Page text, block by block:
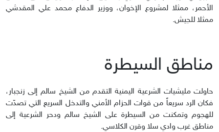
الأحمر، ممثلا لمشروع الإخوان، ووزير الدفاع محمد علي المقدشي
ممثلا للجيش.
مناطق السيطرة
حاولت مليشيات الشرعية اليمنية التقدم من الشيخ سالم إلى زنجبار،
فكان الرد سريعاً من قوات الحزام الأمني والتدخل السريع التي تصدّت
للهجوم وتمكنت من السيطرة على الشيخ سالم ودحر الشرعية إلى
مناطق غرب وادي سلا وقرن الكلاسي.